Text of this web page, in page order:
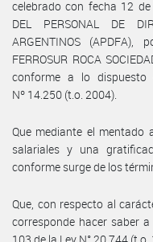
celebrado con fecha 12
DEL PERSONAL DE
ARGENTINOS
FERROSUR ROCA
conforme a lo dispuesto
Nº 14.250 (t.o. 2004).
Que mediante el mentado
salariales y una
conforme surge de los
Que, con respecto al
corresponde hacer saber
103 de la Ley N° 20.744 (t.o.